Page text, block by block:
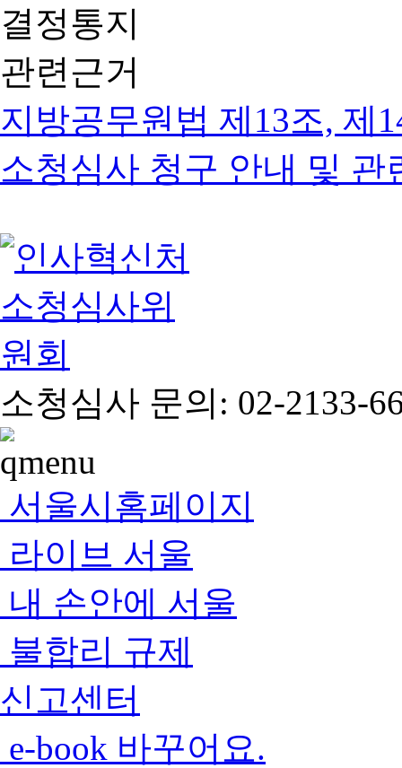
결정통지
관련근거
지방공무원법 제13조, 제
소청심사 청구 안내 및 관
소청심사 문의: 02-2133-
서울시홈페이지
라이브 서울
내 손안에 서울
불합리 규제
신고센터
e-book 바꾸어요.